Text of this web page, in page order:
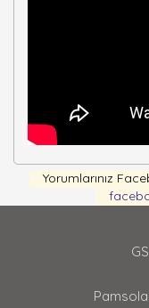
Yorumlarınız